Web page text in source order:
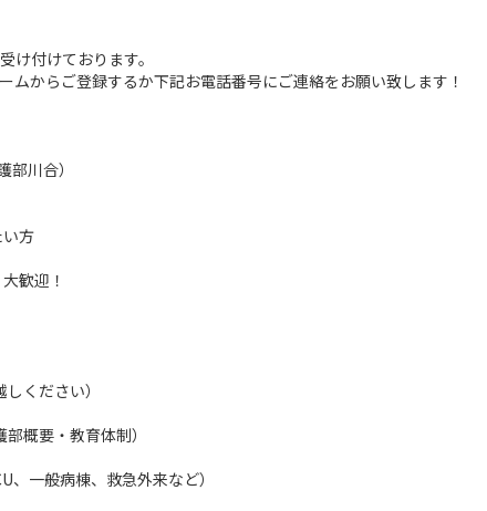
け付けております。
ムからご登録するか下記お電話番号にご連絡をお願い致します！
川合）
方
歓迎！
ください）
概要・教育体制）
一般病棟、救急外来など）